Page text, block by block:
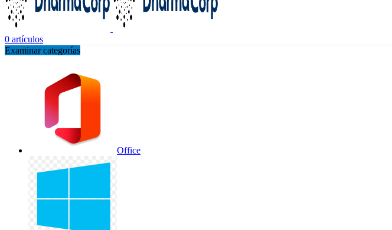
0 artículos
Examinar categorías
Office